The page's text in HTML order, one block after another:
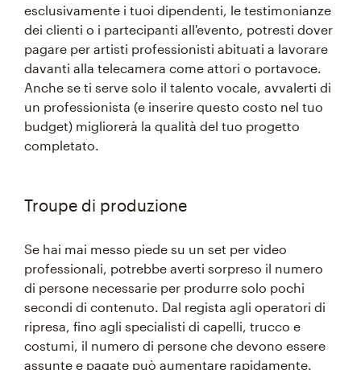
esclusivamente i tuoi dipendenti, le testimonianze
dei clienti o i partecipanti all'evento, potresti dover
pagare per artisti professionisti abituati a lavorare
davanti alla telecamera come attori o portavoce.
Anche se ti serve solo il talento vocale, avvalerti di
un professionista (e inserire questo costo nel tuo
budget) migliorerà la qualità del tuo progetto
completato.
Troupe di produzione
Se hai mai messo piede su un set per video
professionali, potrebbe averti sorpreso il numero
di persone necessarie per produrre solo pochi
secondi di contenuto. Dal regista agli operatori di
ripresa, fino agli specialisti di capelli, trucco e
costumi, il numero di persone che devono essere
assunte e pagate può aumentare rapidamente.